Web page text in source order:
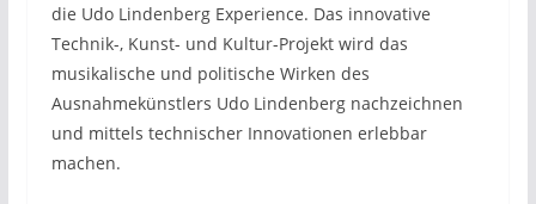
die Udo Lindenberg Experience. Das innovative
Technik-, Kunst- und Kultur-Projekt wird das
musikalische und politische Wirken des
Ausnahmekünstlers Udo Lindenberg nachzeichnen
und mittels technischer Innovationen erlebbar
machen.